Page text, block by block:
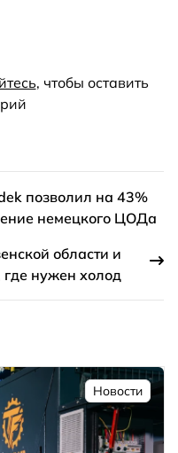
, чтобы оставить
позволил на 43%
немецкого ЦОДа
области и
где нужен холод
Новости